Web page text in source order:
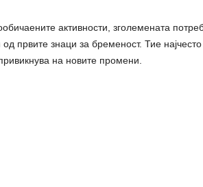
активности, зголемената
првите знаци за бременост. Тие најчесто
на новите промени.